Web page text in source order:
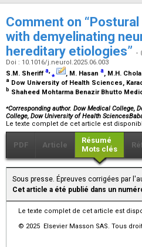
Comment on
with demyelinating
hereditary etiologies” -
Doi : 10.1016/j.neurol.2025.06.003
S.M. Sheriff a,⁎ , M. Hasan a, M.H. Chola
a Dow University of Health Sciences,
b Shaheed Mohtarma Benazir Bhutto
⁎Corresponding author. Dow Medical College,
College, Dow University of Health
Le texte complet de cet article est
PDF Article
Résumé
Mots clés
Sous presse. Épreuves corrigées par
Cet article a été publié dans un
Le texte complet de cet article est
© 2025 Elsevier Masson SAS. Tous